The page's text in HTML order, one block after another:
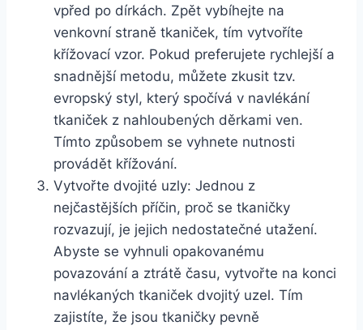
vpřed po dírkách. Zpět vybíhejte na
venkovní straně‌ tkaniček, tím vytvoříte
křížovací vzor. Pokud preferujete rychlejší a
snadnější metodu, můžete zkusit tzv.
⁤evropský styl, ‌který spočívá v navlékání
tkaniček z ​nahloubených děrkami ven.
Tímto způsobem se vyhnete nutnosti
provádět křížování.
Vytvořte dvojité uzly: ⁢Jednou z
nejčastějších příčin, proč se ‌tkaničky
rozvazují, ‌je​ jejich nedostatečné utažení.
Abyste se vyhnuli opakovanému
povazování a ztrátě času, vytvořte na konci
navlékaných tkaniček dvojitý ‍uzel. Tím
⁤zajistíte, že jsou tkaničky pevně